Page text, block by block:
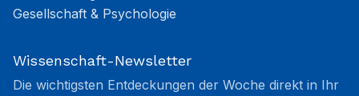
Gesellschaft & Psychologie
Wissenschaft-Newsletter
Die wichtigsten Entdeckungen der Woche direkt in Ihr